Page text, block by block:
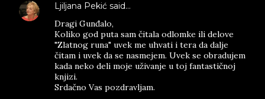
Ljiljana Pekić said…
Dragi Gunđalo,
Koliko god puta sam čitala odlomke ili delove
"Zlatnog runa" uvek me uhvati i tera da dalje
čitam i uvek da se nasmejem. Uvek se obradujem
kada neko deli moje uživanje u toj fantastičnoj
knjizi.
Srdačno Vas pozdravljam.